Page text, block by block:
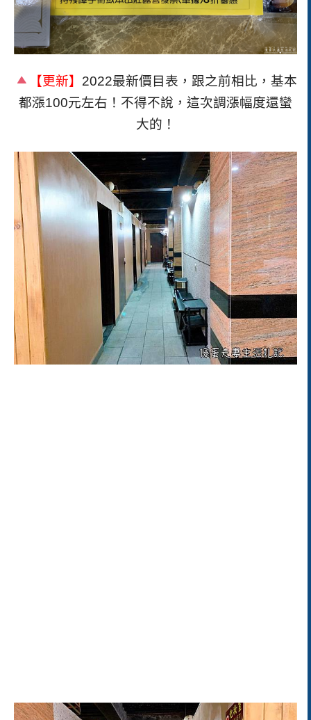
【更新】 2022最新價目表，跟之前相比， 基本
都漲100元左右！ 不得不說，這次調漲幅度還蠻
大的！